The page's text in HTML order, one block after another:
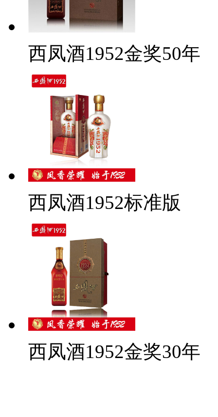
西凤酒1952金奖50年
西凤酒1952标准版
西凤酒1952金奖30年